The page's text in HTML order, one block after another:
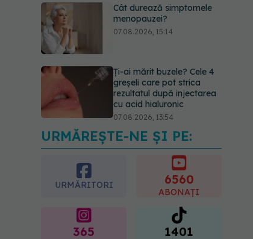
Cât durează simptomele
menopauzei?
07.08.2026, 15:14
Ți-ai mărit buzele? Cele 4
greșeli care pot strica
rezultatul după injectarea
cu acid hialuronic
07.08.2026, 13:54
Testul din deget care ar
putea indica riscul pentru 8
07.08.2026, 18:34
URMĂREȘTE-NE ȘI PE:
URMĂRITORI 6560
ABONAȚI
365 1401